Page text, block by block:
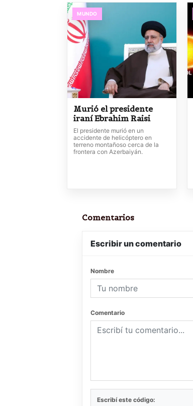
MUNDO
Murió el presidente
iraní Ebrahim Raisi
El presidente murió en un
accidente de helicóptero en
terreno montañoso cerca de la
frontera con Azerbaiyán.
Comentarios
Escribir un comentario
Nombre
Comentario
Escribí este código: